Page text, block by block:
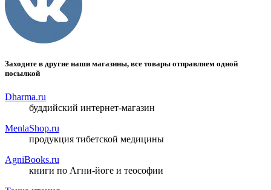
Заходите в другие наши магазины, все товары отправляем одной
посылкой
Dharma.ru
буддийский интернет-магазин
MenlaShop.ru
продукция тибетской медицины
AgniBooks.ru
книги по Агни-йоге и теософии